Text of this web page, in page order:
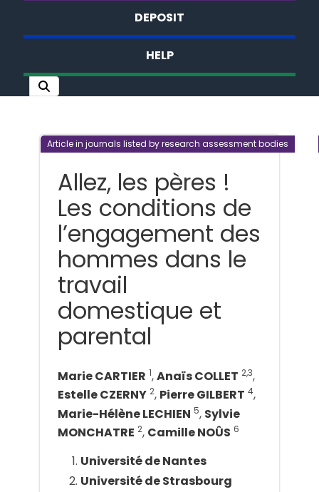
DEPOSIT
HELP
Article in journals listed by research assessment bodies
Allez, les pères !
Les conditions de
l’engagement des
hommes dans le
travail
domestique et
parental
Marie CARTIER 1,Anaïs COLLET 2,3,
Estelle CZERNY 2, Pierre GILBERT 4,
Marie-Hélène LECHIEN 5, Sylvie
MONCHATRE 2, Camille NOÛS 6
Université de Nantes
Université de Strasbourg